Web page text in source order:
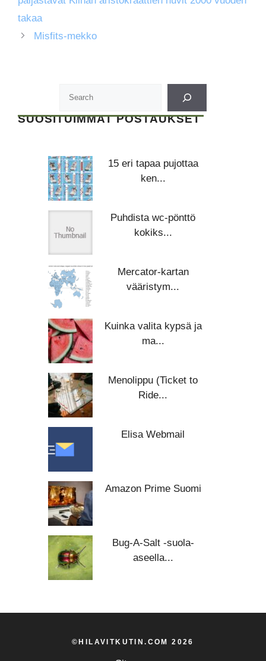
takaa
Misfits-mekko
SUOSITUIMMAT POSTAUKSET
15 eri tapaa pujottaa
ken...
Puhdista wc-pönttö
kokiks...
Mercator-kartan
vääristym...
Kuinka valita kypsä ja
ma...
Menolippu (Ticket to
Ride...
Elisa Webmail
Amazon Prime Suomi
Bug-A-Salt -suola-
aseella...
©HILAVITKUTIN.COM 2026